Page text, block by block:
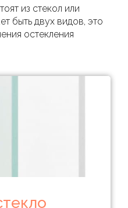
из стекол или
быть двух видов, это
остекления